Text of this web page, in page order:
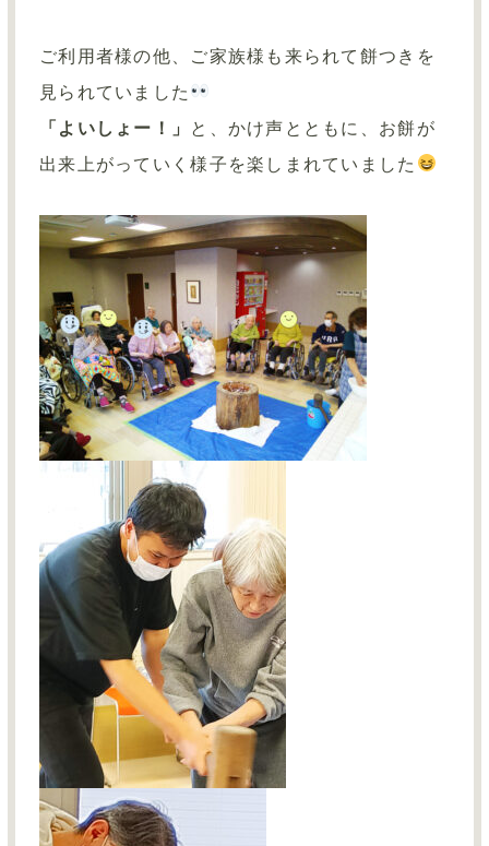
ご利用者様の他、ご家族様も来られて餅つきを
見られていました
「よいしょー！」
と、かけ声とともに、お餅が
出来上がっていく様子を楽しまれていました